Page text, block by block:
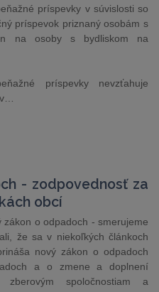
príspevky v súvislosti so
príspevok priznaný osobám s
na osoby s bydliskom na
príspevky nevzťahuje
- zodpovednosť za
obcí
zákon o odpadoch - smerujeme
že sa v niekoľkých článkoch
nový zákon o odpadoch
a o zmene a doplnení
zberovým spoločnostiam a